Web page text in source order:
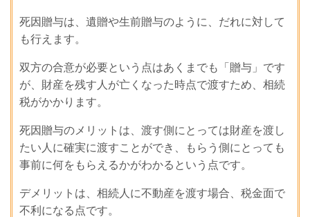
死因贈与は、遺贈や生前贈与のように、だれに対して
も行えます。
双方の合意が必要という点はあくまでも「贈与」です
が、財産を残す人が亡くなった時点で渡すため、相続
税がかかります。
死因贈与のメリットは、渡す側にとっては財産を渡し
たい人に確実に渡すことができ、もらう側にとっても
事前に何をもらえるかがわかるという点です。
デメリットは、相続人に不動産を渡す場合、税金面で
不利になる点です。